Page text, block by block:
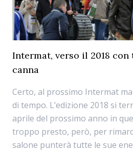
Intermat, verso il 2018
canna
Certo, al prossimo Intermat
di tempo. L’edizione 2018 si
aprile del prossimo anno in
troppo presto, però, per
salone punterà tutte le sue